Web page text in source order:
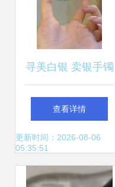
寻美白银 卖银手镯
的美女鸭的白银饰
品故事
查看详情
更新时间：2026-08-06
05:35:51